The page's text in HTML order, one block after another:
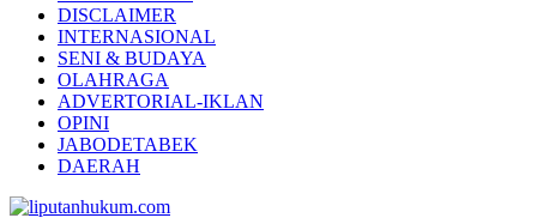
DISCLAIMER
INTERNASIONAL
SENI & BUDAYA
OLAHRAGA
ADVERTORIAL-IKLAN
OPINI
JABODETABEK
DAERAH